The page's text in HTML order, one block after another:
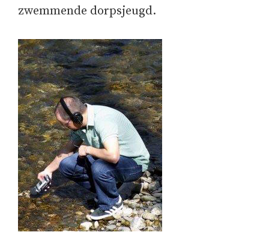
zwemmende dorpsjeugd.